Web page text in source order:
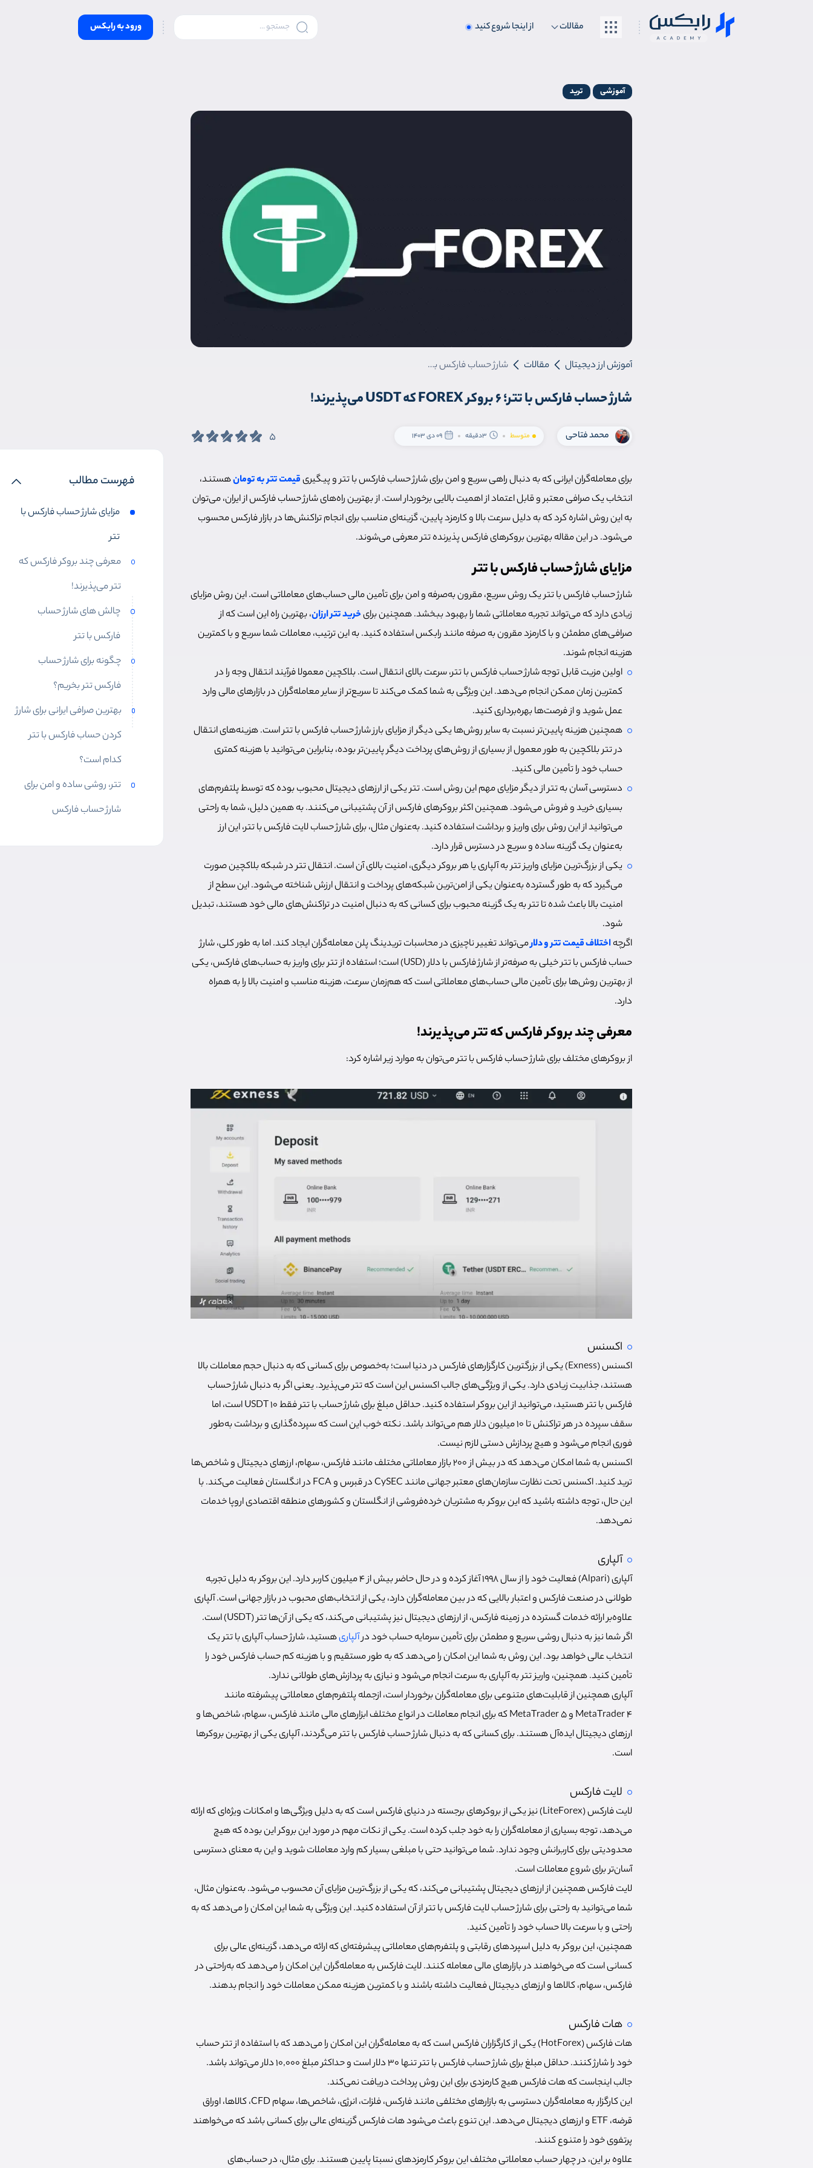
مقالات از اینجا شروع کنید ورود به رابکس
آموزشی ترید
آموزش ارز دیجیتال مقالات شارژ حساب فارکس با تتر؛ 6 بروکر FOREX که USDT می‌پذیرند!
شارژ حساب فارکس با تتر؛ 6 بروکر FOREX که USDT می‌پذیرند!
محمد فتاحی متوسط 3دقیقه 09 دی 1403 5
فهرست مطالب
مزایای شارژ حساب فارکس با
تتر
معرفی چند بروکر فارکس که
تتر می‌پذیرند!
چالش های شارژ حساب
فارکس با تتر
چگونه برای شارژ حساب
فارکس تتر بخریم؟
بهترین صرافی ایرانی برای شارژ
کردن حساب فارکس با تتر
کدام است؟
تتر، روشی ساده و امن برای
شارژ حساب فارکس
برای معامله‌گران ایرانی که به دنبال راهی سریع و امن برای شارژ حساب فارکس با تتر و پیگیریقیمت تتر به تومانهستند،
انتخاب یک صرافی معتبر و قابل اعتماد از اهمیت بالایی برخوردار است. از بهترین راه‌های شارژ حساب فارکس از ایران، می‌توان
به این روش اشاره کرد که به دلیل سرعت بالا و کارمزد پایین، گزینه‌ای مناسب برای انجام تراکنش‌ها در بازار فارکس محسوب
می‌شود. در این مقاله بهترین بروکرهای فارکس پذیرنده تتر معرفی می‌شوند.
مزایای شارژ حساب فارکس با تتر
شارژ حساب فارکس با تتر یک روش سریع، مقرون به‌صرفه و امن برای تأمین مالی حساب‌های معاملاتی است. این روش مزایای
زیادی دارد که می‌تواند تجربه معاملاتی شما را بهبود ببخشد. همچنین برایخرید تتر ارزان، بهترین راه این است که از
صرافی‌های مطمئن و با کارمزد مقرون به صرفه مانند رابکس استفاده کنید. به این ترتیب، معاملات شما سریع و با کمترین
هزینه انجام شوند.
اولین مزیت قابل توجه شارژ حساب فارکس با تتر، سرعت بالای انتقال است. بلاکچین معمولا فرآیند انتقال وجه را در
کمترین زمان ممکن انجام می‌دهد. این ویژگی به شما کمک می‌کند تا سریع‌تر از سایر معامله‌گران در بازارهای مالی وارد
عمل شوید و از فرصت‌ها بهره‌برداری کنید.
همچنین هزینه پایین‌تر نسبت به سایر روش‌ها یکی دیگر از مزایای بارز شارژ حساب فارکس با تتر است. هزینه‌های انتقال
در تتر بلاکچین به‌ طور معمول از بسیاری از روش‌های پرداخت دیگر پایین‌تر بوده، بنابراین می‌توانید با هزینه کمتری
حساب خود را تأمین مالی کنید.
دسترسی آسان به تتر از دیگر مزایای مهم این روش است. تتر یکی از ارزهای دیجیتال محبوب بوده که توسط پلتفرم‌های
بسیاری خرید و فروش می‌شود. همچنین اکثر بروکرهای فارکس از آن پشتیبانی می‌کنند. به همین دلیل، شما به راحتی
می‌توانید از این روش برای واریز و برداشت استفاده کنید. به‌عنوان مثال، برای شارژ حساب لایت فارکس با تتر، این ارز
به‌عنوان یک گزینه ساده و سریع در دسترس قرار دارد.
یکی از بزرگ‌ترین مزایای واریز تتر به آلپاری یا هر بروکر دیگری، امنیت بالای آن است. انتقال تتر در شبکه بلاکچین صورت
می‌گیرد که به‌ طور گسترده به‌عنوان یکی از امن‌ترین شبکه‌های پرداخت و انتقال ارزش شناخته می‌شود. این سطح از
امنیت بالا باعث شده تا تتر به یک گزینه محبوب برای کسانی که به دنبال امنیت در تراکنش‌های مالی خود هستند، تبدیل
شود.
اگرچهاختلاف قیمت تتر و دلارمی‌تواند تغییر ناچیزی در محاسبات تریدینگ پلن معامله‌گران ایجاد کند. اما به طور کلی، شارژ
حساب فارکس با تتر خیلی به صرفه‌تر از شارژ فارکس با دلار (USD) است؛ استفاده از تتر برای واریز به حساب‌های فارکس، یکی
از بهترین روش‌ها برای تأمین مالی حساب‌های معاملاتی است که هم‌زمان سرعت، هزینه مناسب و امنیت بالا را به همراه
دارد.
معرفی چند بروکر فارکس که تتر می‌پذیرند!
از بروکرهای مختلف برای شارژ حساب فارکس با تتر می‌توان به موارد زیر اشاره کرد:
اکسنس
اکسنس (Exness) یکی از بزرگترین کارگزارهای فارکس در دنیا است؛ به‌خصوص برای کسانی که به دنبال حجم معاملات بالا
هستند، جذابیت زیادی دارد. یکی از ویژگی‌های جالب اکسنس این است که تتر می‌پذیرد. یعنی اگر به دنبال شارژ حساب
فارکس با تتر هستید، می‌توانید از این بروکر استفاده کنید. حداقل مبلغ برای شارژ حساب با تتر فقط ۱۰ USDT است، اما
سقف سپرده در هر تراکنش تا ۱۰ میلیون دلار هم می‌تواند باشد. نکته خوب این است که سپرده‌گذاری و برداشت به‌طور
فوری انجام می‌شود و هیچ پردازش دستی لازم نیست.
اکسنس به شما امکان می‌دهد که در بیش از ۲۰۰ بازار معاملاتی مختلف مانند فارکس، سهام، ارزهای دیجیتال و شاخص‌ها
ترید کنید. اکسنس تحت نظارت سازمان‌های معتبر جهانی مانند CySEC در قبرس و FCA در انگلستان فعالیت می‌کند. با
این حال، توجه داشته باشید که این بروکر به مشتریان خرده‌فروشی از انگلستان و کشورهای منطقه اقتصادی اروپا خدمات
نمی‌دهد.
آلپاری
آلپاری (Alpari) فعالیت خود را از سال 1998 آغاز کرده و در حال حاضر بیش از 4 میلیون کاربر دارد. این بروکر به دلیل تجربه
طولانی در صنعت فارکس و اعتبار بالایی که در بین معامله‌گران دارد، یکی از انتخاب‌های محبوب در بازار جهانی است. آلپاری
علاوه‌بر ارائه خدمات گسترده در زمینه فارکس، از ارزهای دیجیتال نیز پشتیبانی می‌کند، که یکی از آن‌ها تتر (USDT) است.
اگر شما نیز به دنبال روشی سریع و مطمئن برای تأمین سرمایه حساب خود درآلپاریهستید، شارژ حساب آلپاری با تتر یک
انتخاب عالی خواهد بود. این روش به شما این امکان را می‌دهد که به‌ طور مستقیم و با هزینه‌ کم حساب فارکس خود را
تأمین کنید. همچنین، واریز تتر به آلپاری به سرعت انجام می‌شود و نیازی به پردازش‌های طولانی ندارد.
آلپاری همچنین از قابلیت‌های متنوعی برای معامله‌گران برخوردار است، ازجمله پلتفرم‌های معاملاتی پیشرفته مانند
MetaTrader 4 و MetaTrader 5 که برای انجام معاملات در انواع مختلف ابزارهای مالی مانند فارکس، سهام، شاخص‌ها و
ارزهای دیجیتال ایده‌آل هستند. برای کسانی که به دنبال شارژ حساب فارکس با تتر می‌گردند، آلپاری یکی از بهترین بروکرها
است.
لایت فارکس
لایت فارکس (LiteForex) نیز یکی از بروکرهای برجسته در دنیای فارکس است که به دلیل ویژگی‌ها و امکانات ویژه‌ای که ارائه
می‌دهد، توجه بسیاری از معامله‌گران را به خود جلب کرده است. یکی از نکات مهم در مورد این بروکر این بوده که هیچ
محدودیتی برای کاربرانش وجود ندارد. شما می‌توانید حتی با مبلغی بسیار کم وارد معاملات شوید و این به معنای دسترسی
آسان‌تر برای شروع معاملات است.
لایت فارکس همچنین از ارزهای دیجیتال پشتیبانی می‌کند، که یکی از بزرگ‌ترین مزایای آن محسوب می‌شود. به‌عنوان مثال،
شما می‌توانید به راحتی برای شارژ حساب لایت فارکس با تتر از آن استفاده کنید. این ویژگی به شما این امکان را می‌دهد که به‌
راحتی و با سرعت بالا حساب خود را تأمین کنید.
همچنین، این بروکر به دلیل اسپردهای رقابتی و پلتفرم‌های معاملاتی پیشرفته‌ای که ارائه می‌دهد، گزینه‌ای عالی برای
کسانی است که می‌خواهند در بازارهای مالی معامله کنند. لایت فارکس به معامله‌گران این امکان را می‌دهد که به‌راحتی در
فارکس، سهام، کالاها و ارزهای دیجیتال فعالیت داشته باشند و با کمترین هزینه ممکن معاملات خود را انجام بدهند.
هات فارکس
هات فارکس (HotForex) یکی از کارگزاران فارکس است که به معامله‌گران این امکان را می‌دهد که با استفاده از تتر حساب
خود را شارژ کنند. حداقل مبلغ برای شارژ حساب فارکس با تتر تنها ۳۰ دلار است و حداکثر مبلغ ۱۰,۰۰۰ دلار می‌تواند باشد.
جالب اینجاست که هات فارکس هیچ کارمزدی برای این روش پرداخت دریافت نمی‌کند.
این کارگزار به معامله‌گران دسترسی به بازارهای مختلفی مانند فارکس، فلزات، انرژی، شاخص‌ها، سهام CFD، کالاها، اوراق
قرضه، ETF و ارزهای دیجیتال می‌دهد. این تنوع باعث می‌شود هات فارکس گزینه‌ای عالی برای کسانی باشد که می‌خواهند
پرتفوی خود را متنوع کنند.
علاوه بر این، در چهار حساب معاملاتی مختلف این بروکر کارمزدهای نسبتا پایین هستند. برای مثال، در حساب‌های